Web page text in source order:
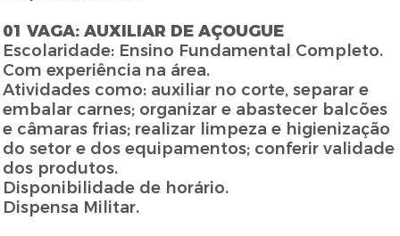
01 VAGA: AUXILIAR DE AÇOUGUE
Escolaridade: Ensino Fundamental Completo.
Com experiência na área.
Atividades como: auxiliar no corte, separar e
embalar carnes; organizar e abastecer balcões
e câmaras frias; realizar limpeza e higienização
do setor e dos equipamentos; conferir validade
dos produtos.
Disponibilidade de horário.
Dispensa Militar.